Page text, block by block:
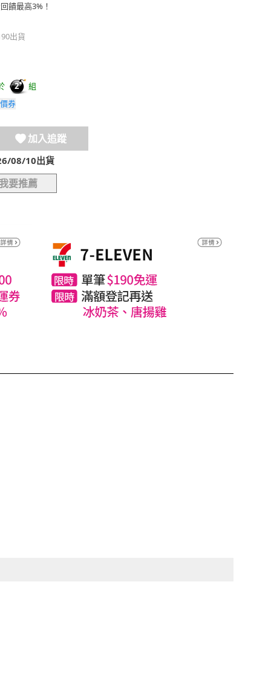
饋最高3%！
出貨
2
組
券
加入追蹤
08/10出貨
我要推薦